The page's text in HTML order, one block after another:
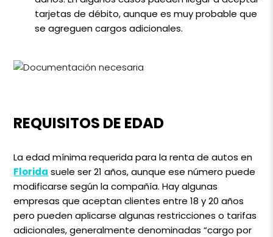
tarjetas de débito, aunque es muy probable que
se agreguen cargos adicionales.
REQUISITOS DE EDAD
La edad mínima requerida para la renta de autos en
Florida suele ser 21 años, aunque ese número puede
modificarse según la compañía. Hay algunas
empresas que aceptan clientes entre 18 y 20 años
pero pueden aplicarse algunas restricciones o tarifas
adicionales, generalmente denominadas “cargo por